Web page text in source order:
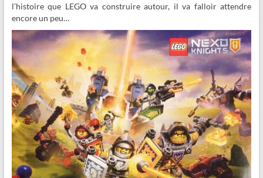
l’histoire que LEGO va construire autour, il va falloir attendre
encore un peu…